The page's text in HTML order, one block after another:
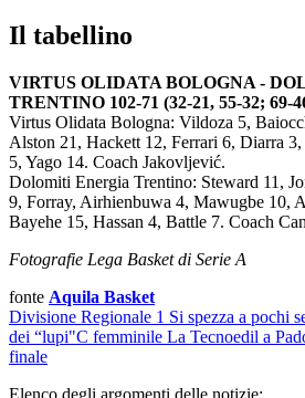
Il tabellino
VIRTUS OLIDATA BOLOGNA -
TRENTINO 102-71 (32-21, 55-32; 69-
Virtus Olidata Bologna: Vildoza 5,
Alston 21, Hackett 12, Ferrari 6, Diarra
5, Yago 14. Coach Jakovljević.
Dolomiti Energia Trentino: Steward 11,
9, Forray, Airhienbuwa 4, Mawugbe 10,
Bayehe 15, Hassan 4, Battle 7. Coach
Fotografie Lega Basket di Serie A
fonte Aquila Basket
Divisione Regionale 1 Si spezza a pochi
dei “lupi"C femminile La Tecnoedil a
finale